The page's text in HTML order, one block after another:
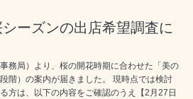
シーズンの出店希望調査に
務局）より、桜の開花時期に合わせた「美の
階）の案内が届きました。 現時点では検討
方は、以下の内容をご確認のうえ【2 月27 日